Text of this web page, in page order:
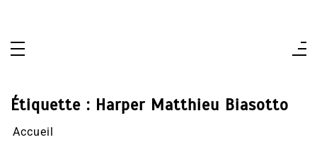
Étiquette : Harper Matthieu Biasotto
Accueil